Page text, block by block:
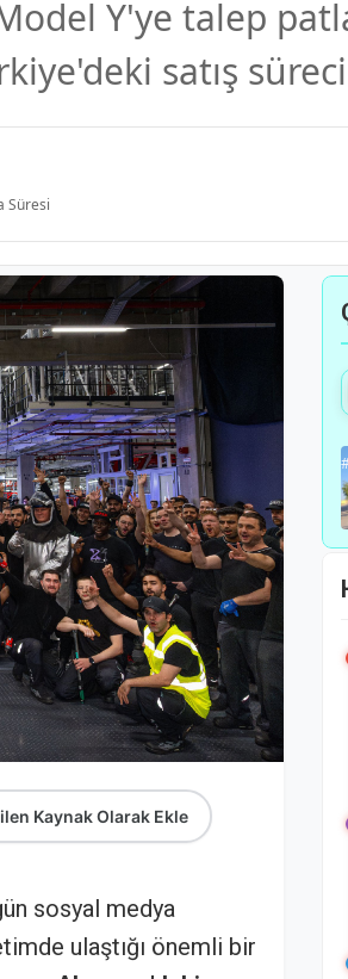
Y'ye talep
satış
Süresi
Kaynak Olarak Ekle
sosyal medya
ulaştığı önemli bir